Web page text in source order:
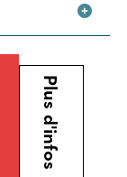
Plus d'infos